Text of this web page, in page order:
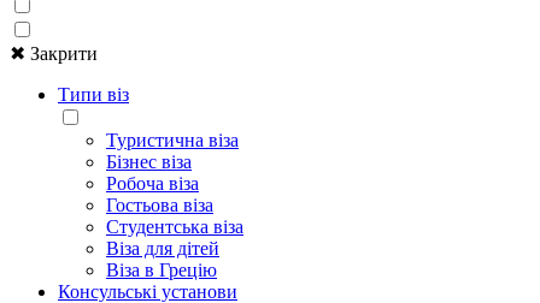
✖ Закрити
Типи віз
Туристична віза
Бізнес віза
Робоча віза
Гостьова віза
Студентська віза
Віза для дітей
Віза в Грецію
Консульські установи